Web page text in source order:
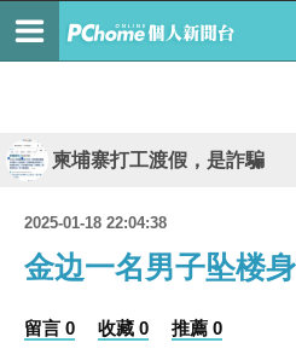
柬埔寨打工渡假，是詐騙
2025-01-18 22:04:38
金边一名男子坠楼
留言 0 收藏 0 推薦 0